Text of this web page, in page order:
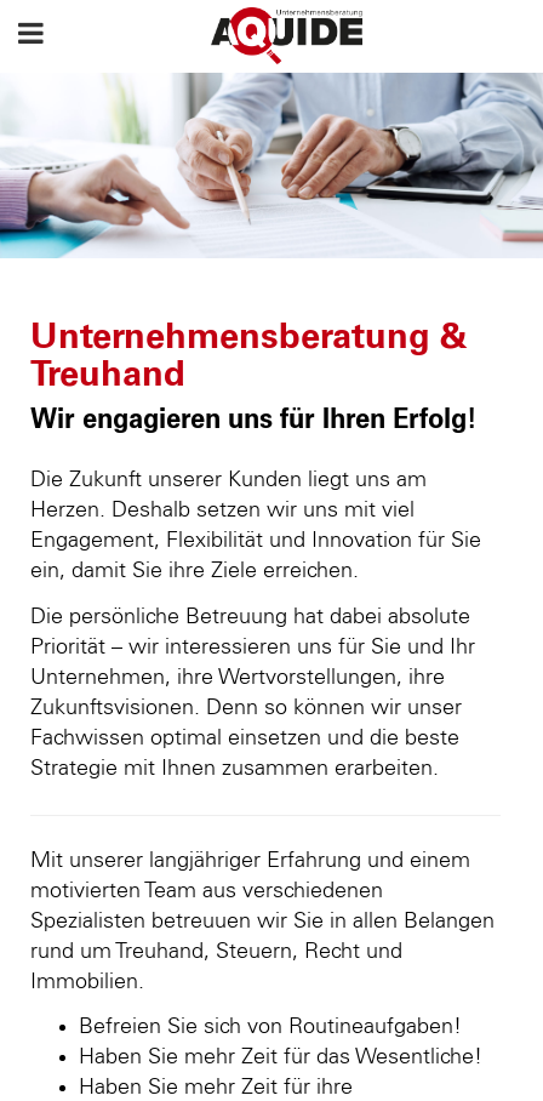
Unternehmensberatung &
Treuhand
Wir engagieren uns für Ihren Erfolg!
Die Zukunft unserer Kunden liegt uns am
Herzen. Deshalb setzen wir uns mit viel
Engagement, Flexibilität und Innovation für Sie
ein, damit Sie ihre Ziele erreichen.
Die persönliche Betreuung hat dabei absolute
Priorität – wir interessieren uns für Sie und Ihr
Unternehmen, ihre Wertvorstellungen, ihre
Zukunftsvisionen. Denn so können wir unser
Fachwissen optimal einsetzen und die beste
Strategie mit Ihnen zusammen erarbeiten.
Mit unserer langjähriger Erfahrung und einem
motivierten Team aus verschiedenen
Spezialisten betreuuen wir Sie in allen Belangen
rund um Treuhand, Steuern, Recht und
Immobilien.
Befreien Sie sich von Routineaufgaben!
Haben Sie mehr Zeit für das Wesentliche!
Haben Sie mehr Zeit für ihre